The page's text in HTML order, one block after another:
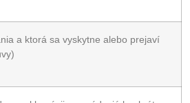
a ktorá sa vyskytne alebo prejaví